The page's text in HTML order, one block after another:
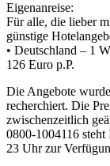
Eigenanreise:
Für alle, die lieber
günstige
• Deutschland – 1
126 Euro p.P.
Die Angebote
recherchiert. Die
zwischenzeitlich
0800-1004116 steht
23 Uhr zur